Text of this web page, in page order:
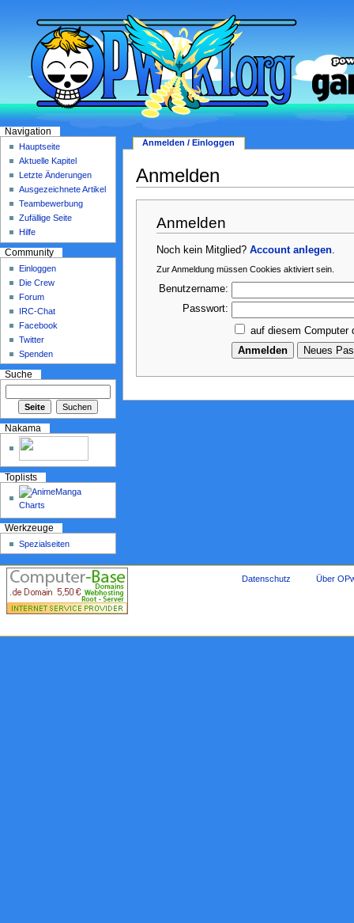
Anmelden
Anmelden
Noch kein Mitglied?Account anlegen
Zur Anmeldung müssen Cookies aktiviert sein.
Benutzername:
Passwort:
auf diesem Computer
Anmelden / Einloggen
Navigation
Hauptseite
Aktuelle Kapitel
Letzte Änderungen
Ausgezeichnete Artikel
Teambewerbung
Zufällige Seite
Hilfe
Community
Einloggen
Die Crew
Forum
IRC-Chat
Facebook
Twitter
Spenden
Suche
Nakama
Toplists
Werkzeuge
Spezialseiten
Datenschutz Über